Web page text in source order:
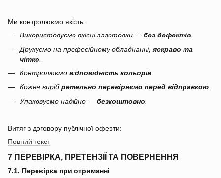
Ми контролюємо якість:
Використовуємо якісні заготовки — без дефектів
Друкуємо на професійному обладнанні, яскраво та
чітко
Контролюємо відповідність кольорів
Кожен вирібретельно перевіряємо перед відправкою.
Упаковуємо надійно — безкоштовно
Витяг з договору публічної оферти:
Повний текст
7 ПЕРЕВІРКА, ПРЕТЕНЗІЇ ТА ПОВЕРНЕННЯ
7.1. Перевірка при отриманні